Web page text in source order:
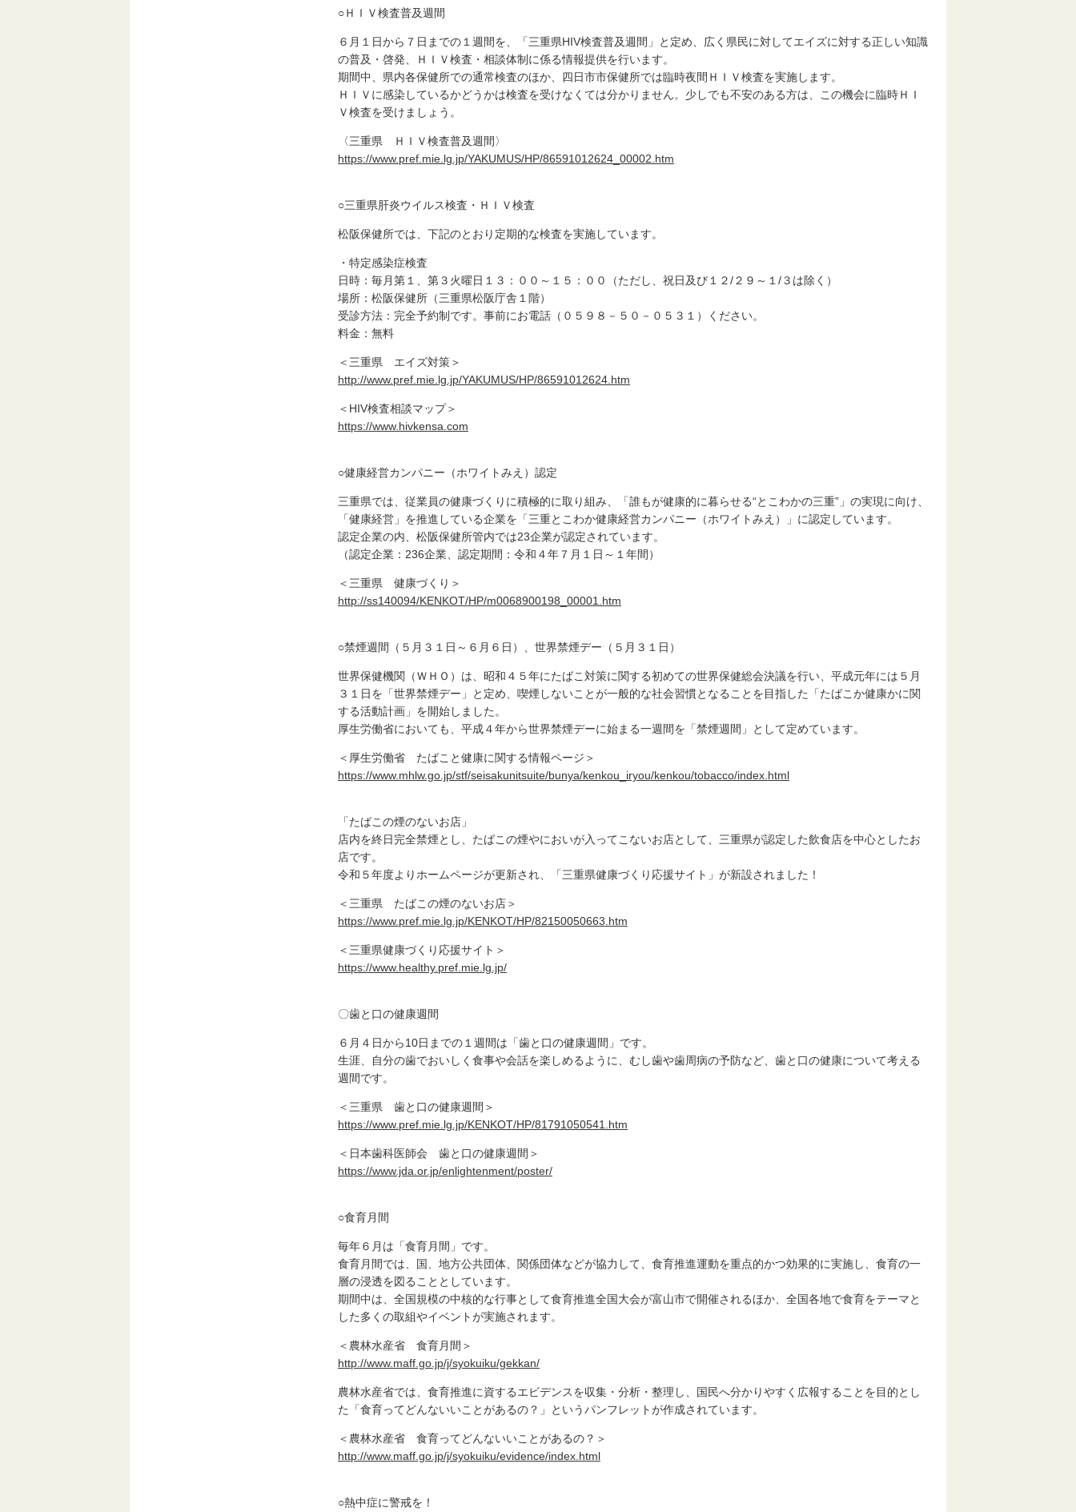
○ＨＩＶ検査普及週間
６月１日から７日までの１週間を、「三重県HIV検査普及週間」と定め、広く県民に対してエイズに対する正しい知識
の普及・啓発、ＨＩＶ検査・相談体制に係る情報提供を行います。
期間中、県内各保健所での通常検査のほか、四日市市保健所では臨時夜間ＨＩＶ検査を実施します。
ＨＩＶに感染しているかどうかは検査を受けなくては分かりません。少しでも不安のある方は、この機会に臨時ＨＩ
Ｖ検査を受けましょう。
〈三重県 ＨＩＶ検査普及週間〉
https://www.pref.mie.lg.jp/YAKUMUS/HP/86591012624_00002.htm
○三重県肝炎ウイルス検査・ＨＩＶ検査
松阪保健所では、下記のとおり定期的な検査を実施しています。
・特定感染症検査
日時：毎月第１、第３火曜日１３：００～１５：００（ただし、祝日及び１２/２９～１/３は除く）
場所：松阪保健所（三重県松阪庁舎１階）
受診方法：完全予約制です。事前にお電話（０５９８－５０－０５３１）ください。
料金：無料
＜三重県 エイズ対策＞
http://www.pref.mie.lg.jp/YAKUMUS/HP/86591012624.htm
＜HIV検査相談マップ＞
https://www.hivkensa.com
○健康経営カンパニー（ホワイトみえ）認定
三重県では、従業員の健康づくりに積極的に取り組み、「誰もが健康的に暮らせる“とこわかの三重”」の実現に向け、
「健康経営」を推進している企業を「三重とこわか健康経営カンパニー（ホワイトみえ）」に認定しています。
認定企業の内、松阪保健所管内では23企業が認定されています。
（認定企業：236企業、認定期間：令和４年７月１日～１年間）
＜三重県 健康づくり＞
http://ss140094/KENKOT/HP/m0068900198_00001.htm
○禁煙週間（５月３１日～６月６日）、世界禁煙デー（５月３１日）
世界保健機関（ＷＨＯ）は、昭和４５年にたばこ対策に関する初めての世界保健総会決議を行い、平成元年には５月
３１日を「世界禁煙デー」と定め、喫煙しないことが一般的な社会習慣となることを目指した「たばこか健康かに関
する活動計画」を開始しました。
厚生労働省においても、平成４年から世界禁煙デーに始まる一週間を「禁煙週間」として定めています。
＜厚生労働省 たばこと健康に関する情報ページ＞
https://www.mhlw.go.jp/stf/seisakunitsuite/bunya/kenkou_iryou/kenkou/tobacco/index.html
「たばこの煙のないお店」
店内を終日完全禁煙とし、たばこの煙やにおいが入ってこないお店として、三重県が認定した飲食店を中心としたお
店です。
令和５年度よりホームページが更新され、「三重県健康づくり応援サイト」が新設されました！
＜三重県 たばこの煙のないお店＞
https://www.pref.mie.lg.jp/KENKOT/HP/82150050663.htm
＜三重県健康づくり応援サイト＞
https://www.healthy.pref.mie.lg.jp/
〇歯と口の健康週間
６月４日から10日までの１週間は「歯と口の健康週間」です。
生涯、自分の歯でおいしく食事や会話を楽しめるように、むし歯や歯周病の予防など、歯と口の健康について考える
週間です。
＜三重県 歯と口の健康週間＞
https://www.pref.mie.lg.jp/KENKOT/HP/81791050541.htm
＜日本歯科医師会 歯と口の健康週間＞
https://www.jda.or.jp/enlightenment/poster/
○食育月間
毎年６月は「食育月間」です。
食育月間では、国、地方公共団体、関係団体などが協力して、食育推進運動を重点的かつ効果的に実施し、食育の一
層の浸透を図ることとしています。
期間中は、全国規模の中核的な行事として食育推進全国大会が富山市で開催されるほか、全国各地で食育をテーマと
した多くの取組やイベントが実施されます。
＜農林水産省 食育月間＞
http://www.maff.go.jp/j/syokuiku/gekkan/
農林水産省では、食育推進に資するエビデンスを収集・分析・整理し、国民へ分かりやすく広報することを目的とし
た「食育ってどんないいことがあるの？」というパンフレットが作成されています。
＜農林水産省 食育ってどんないいことがあるの？＞
http://www.maff.go.jp/j/syokuiku/evidence/index.html
○熱中症に警戒を！